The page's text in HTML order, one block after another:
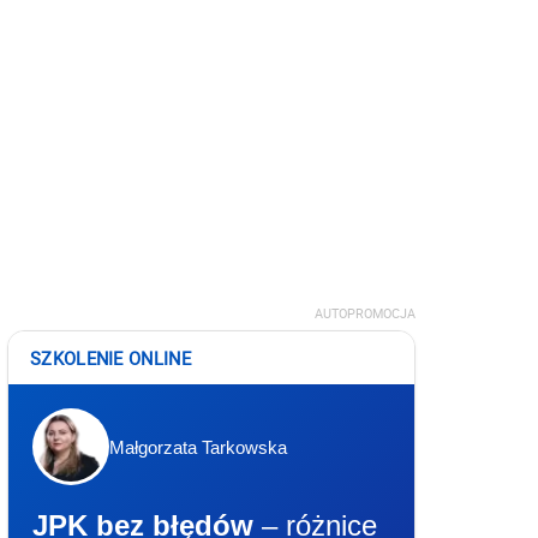
AUTOPROMOCJA
SZKOLENIE ONLINE
Małgorzata Tarkowska
JPK bez błędów – różnice